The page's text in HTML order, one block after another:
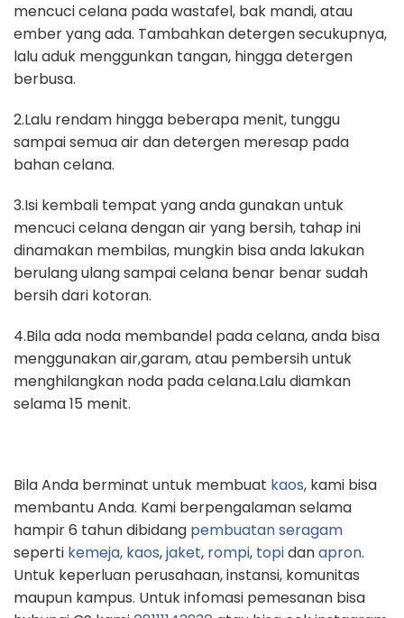
mencuci celana pada wastafel, bak mandi, atau
ember yang ada. Tambahkan detergen secukupnya,
lalu aduk menggunkan tangan, hingga detergen
berbusa.
2.Lalu rendam hingga beberapa menit, tunggu
sampai semua air dan detergen meresap pada
bahan celana.
3.Isi kembali tempat yang anda gunakan untuk
mencuci celana dengan air yang bersih, tahap ini
dinamakan membilas, mungkin bisa anda lakukan
berulang ulang sampai celana benar benar sudah
bersih dari kotoran.
4.Bila ada noda membandel pada celana, anda bisa
menggunakan air,garam, atau pembersih untuk
menghilangkan noda pada celana.Lalu diamkan
selama 15 menit.
Bila Anda berminat untuk membuat kaos, kami bisa
membantu Anda. Kami berpengalaman selama
hampir 6 tahun dibidang pembuatan seragam
seperti kemeja, kaos,jaket, rompi, topidanapron.
Untuk keperluan perusahaan, instansi, komunitas
maupun kampus. Untuk infomasi pemesanan bisa